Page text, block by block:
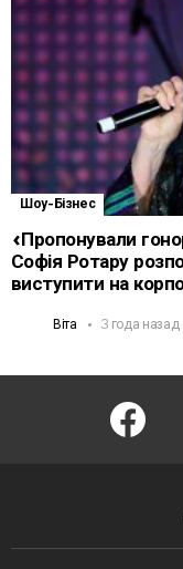
Шоу-Бізнес
«Пропонували
Софія Ротару
виступити на
Віта 3 года назад
facebook